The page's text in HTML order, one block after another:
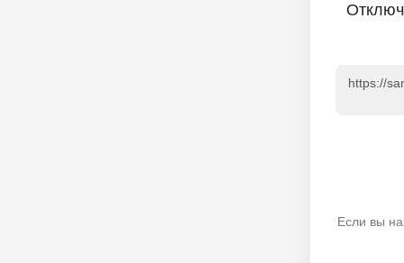
https://
Если вы